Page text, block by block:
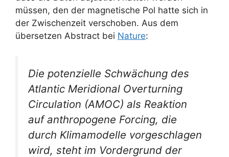
müssen, den der magnetische Pol hatte sich in
der Zwischenzeit verschoben. Aus dem
übersetzen Abstract bei Nature:
Die potenzielle Schwächung des
Atlantic Meridional Overturning
Circulation (AMOC) als Reaktion
auf anthropogene Forcing, die
durch Klimamodelle vorgeschlagen
wird, steht im Vordergrund der